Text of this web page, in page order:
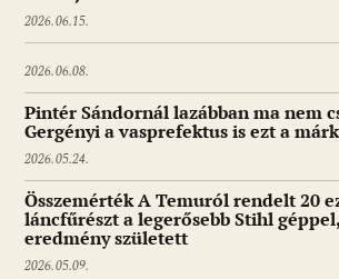
2026.06.15.
2026.06.08.
Pintér Sándornál lazábban ma nem
Gergényi a vasprefektus is ezt a
2026.05.24.
Összemérték A Temuról rendelt 20
láncfűrészt a legerősebb Stihl
eredmény született
2026.05.09.